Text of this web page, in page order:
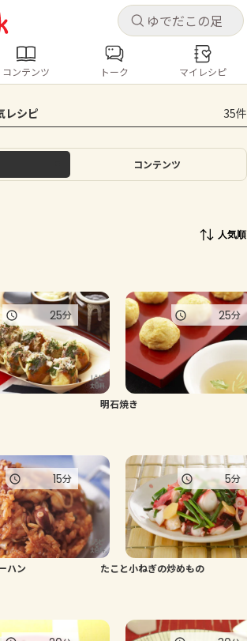
キャ
ログインするとレシピを保存できます
イン
るお問い合わせ
キャ
シピ コンテンツ
レシピ
なす トマト とうもろこし
ピーマン
コンテンツ トーク マイレシピ
レシピ 35件
コンテンツ
人気順
25分
明石焼き
25分
ハン
15分
たこと小ねぎの炒めもの
5分